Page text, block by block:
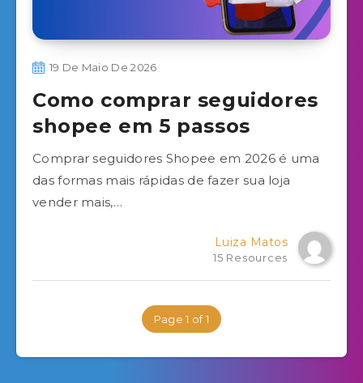
19 De Maio De 2026
Como comprar seguidores
shopee em 5 passos
Comprar seguidores Shopee em 2026 é uma
das formas mais rápidas de fazer sua loja
vender mais,…
Luiza Matos
15 Resources
Page 1 of 1